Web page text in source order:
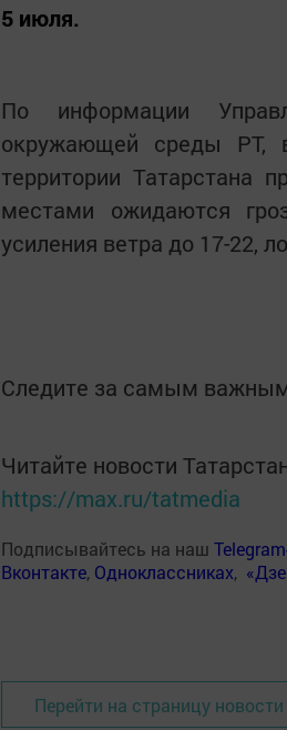
5 июля.
По информации
окружающей среды РТ,
территории Татарстана
местами ожидаются
усиления ветра до 17-22,
Следите за самым
Читайте новости
https://max.ru/tatmedia
Подписывайтесь на наш
Вконтакте, Одноклассниках,
Перейти на страницу новости